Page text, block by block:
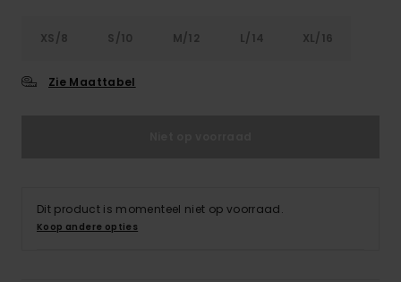
XS/8 S/10 M/12 L/14 XL/16
Zie Maattabel
Dit product is momenteel niet op voorraad.
Koop andere opties